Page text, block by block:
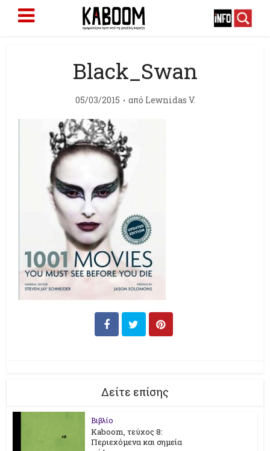
Black_Swan
05/03/2015 από Lewnidas V.
Δείτε επίσης
Βιβλίο
Kaboom, τεύχος 8:
Περιεχόμενα και σημεία